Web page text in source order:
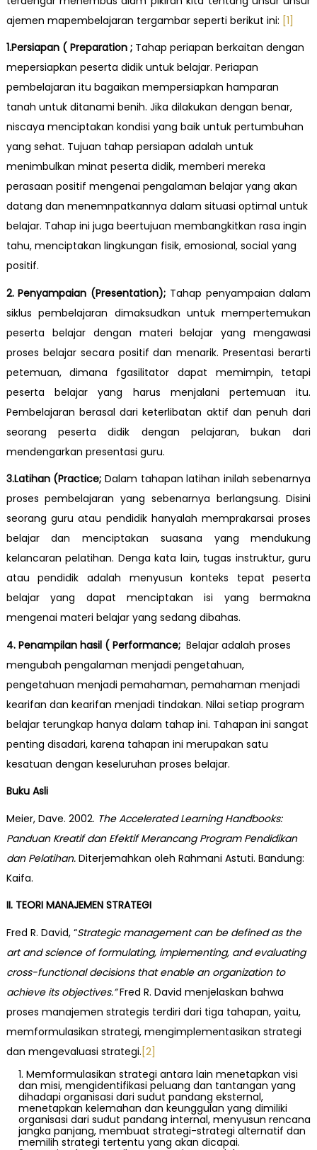
ajemen mapembelajaran tergambar seperti berikut ini: [1]
1.Persiapan ( Preparation ; Tahap periapan berkaitan dengan
mepersiapkan peserta didik untuk belajar. Periapan
pembelajaran itu bagaikan mempersiapkan hamparan
tanah untuk ditanami benih. Jika dilakukan dengan benar,
niscaya menciptakan kondisi yang baik untuk pertumbuhan
yang sehat. Tujuan tahap persiapan adalah untuk
menimbulkan minat peserta didik, memberi mereka
perasaan positif mengenai pengalaman belajar yang akan
datang dan menemnpatkannya dalam situasi optimal untuk
belajar. Tahap ini juga beertujuan membangkitkan rasa ingin
tahu, menciptakan lingkungan fisik, emosional, social yang
positif.
2. Penyampaian (Presentation); Tahap penyampaian dalam
siklus pembelajaran dimaksudkan untuk mempertemukan
peserta belajar dengan materi belajar yang mengawasi
proses belajar secara positif dan menarik. Presentasi berarti
petemuan, dimana fgasilitator dapat memimpin, tetapi
peserta belajar yang harus menjalani pertemuan itu.
Pembelajaran berasal dari keterlibatan aktif dan penuh dari
seorang peserta didik dengan pelajaran, bukan dari
mendengarkan presentasi guru.
3.Latihan (Practice; Dalam tahapan latihan inilah sebenarnya
proses pembelajaran yang sebenarnya berlangsung. Disini
seorang guru atau pendidik hanyalah memprakarsai proses
belajar dan menciptakan suasana yang mendukung
kelancaran pelatihan. Denga kata lain, tugas instruktur, guru
atau pendidik adalah menyusun konteks tepat peserta
belajar yang dapat menciptakan isi yang bermakna
mengenai materi belajar yang sedang dibahas.
4. Penampilan hasil ( Performance; Belajar adalah proses
mengubah pengalaman menjadi pengetahuan,
pengetahuan menjadi pemahaman, pemahaman menjadi
kearifan dan kearifan menjadi tindakan. Nilai setiap program
belajar terungkap hanya dalam tahap ini. Tahapan ini sangat
penting disadari, karena tahapan ini merupakan satu
kesatuan dengan keseluruhan proses belajar.
Buku Asli
Meier, Dave. 2002. The Accelerated Learning Handbooks:
Panduan Kreatif dan Efektif Merancang Program Pendidikan
dan Pelatihan.Diterjemahkan oleh Rahmani Astuti. Bandung:
Kaifa.
II. TEORI MANAJEMEN STRATEGI
Fred R. David, “Strategic management can be defined as the
art and science of formulating, implementing, and evaluating
cross-functional decisions that enable an organization to
achieve its objectives.”Fred R. David menjelaskan bahwa
proses manajemen strategis terdiri dari tiga tahapan, yaitu,
memformulasikan strategi, mengimplementasikan strategi
dan mengevaluasi strategi. [2]
Memformulasikan strategi antara lain menetapkan visi
dan misi, mengidentifikasi peluang dan tantangan yang
dihadapi organisasi dari sudut pandang eksternal,
menetapkan kelemahan dan keunggulan yang dimiliki
organisasi dari sudut pandang internal, menyusun rencana
jangka panjang, membuat strategi-strategi alternatif dan
memilih strategi tertentu yang akan dicapai.